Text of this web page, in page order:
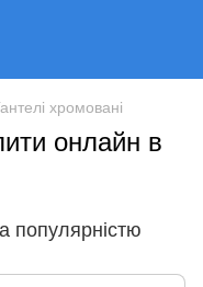
хромовані
онлайн в
популярністю